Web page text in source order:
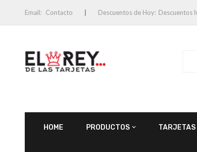
Email: Contacto Descuentos de Hoy: Descuentos
HOME PRODUCTOS TARJETAS